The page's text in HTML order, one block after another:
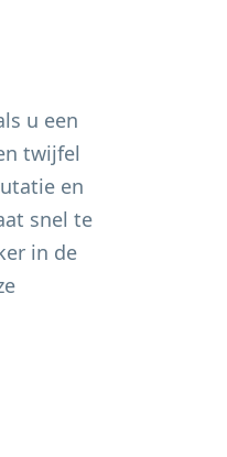
u een
twijfel
en
snel te
in de